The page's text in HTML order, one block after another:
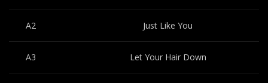
A2 Just Like You
A3 Let Your Hair Down